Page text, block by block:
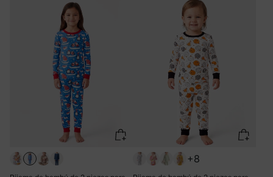
ceñido), multicolor
+8